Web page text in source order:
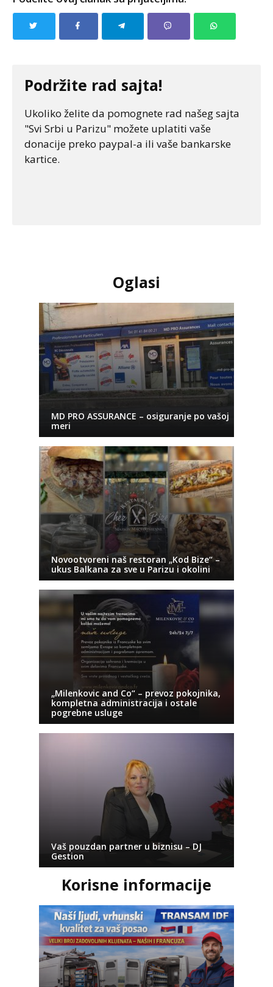
Podržite rad sajta!
Ukoliko želite da pomognete rad našeg sajta
"Svi Srbi u Parizu" možete uplatiti vaše
donacije preko paypal-a ili vaše bankarske
kartice.
Oglasi
MD PRO ASSURANCE – osiguranje po vašoj
meri
Novootvoreni naš restoran „Kod Bize“ –
ukus Balkana za sve u Parizu i okolini
„Milenkovic and Co“ – prevoz pokojnika,
kompletna administracija i ostale
pogrebne usluge
Vaš pouzdan partner u biznisu – DJ
Gestion
Korisne informacije